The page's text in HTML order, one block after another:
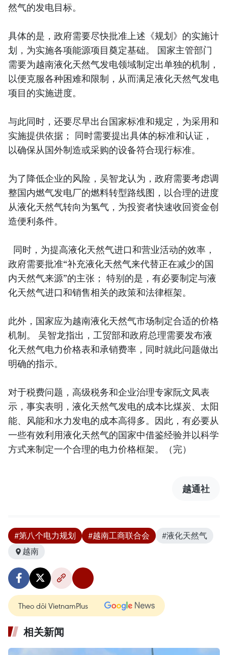
然气的发电目标。
具体的是，政府需要尽快批准上述《规划》的实施计
划，为实施各项能源项目奠定基础。 国家主管部门
需要为越南液化天然气发电领域制定出单独的机制，
以便克服各种困难和限制，从而满足液化天然气发电
项目的实施进度。
与此同时，还要尽早出台国家标准和规定，为采用和
实施提供依据； 同时需要提出具体的标准和认证，
以确保从国外制造或采购的设备符合现行标准。
为了降低企业的风险，吴智龙认为，政府需要考虑调
整国内燃气发电厂的燃料转型路线图，以合理的进度
从液化天然气转向为氢气，为投资者快速收回资金创
造便利条件。
同时，为提高液化天然气进口和营业活动的效率，
政府需要批准“补充液化天然气来代替正在减少的国
内天然气来源”的主张； 特别的是，有必要制定与液
化天然气进口和销售相关的政策和法律框架。
此外，国家应为越南液化天然气市场制定合适的价格
机制。 吴智龙指出，工贸部和政府总理需要发布液
化天然气电力价格表和承销费率，同时就此问题做出
明确的指示。
对于税费问题，高级税务和企业治理专家阮文凤表
示，事实表明，液化天然气发电的成本比煤炭、太阳
能、风能和水力发电的成本高得多。因此，有必要从
一些有效利用液化天然气的国家中借鉴经验并以科学
方式来制定一个合理的电力价格框架。（完）
越通社
#第八个电力规划 #越南工商联合会
#液化天然气
越南
Theo dõi VietnamPlus
相关新闻